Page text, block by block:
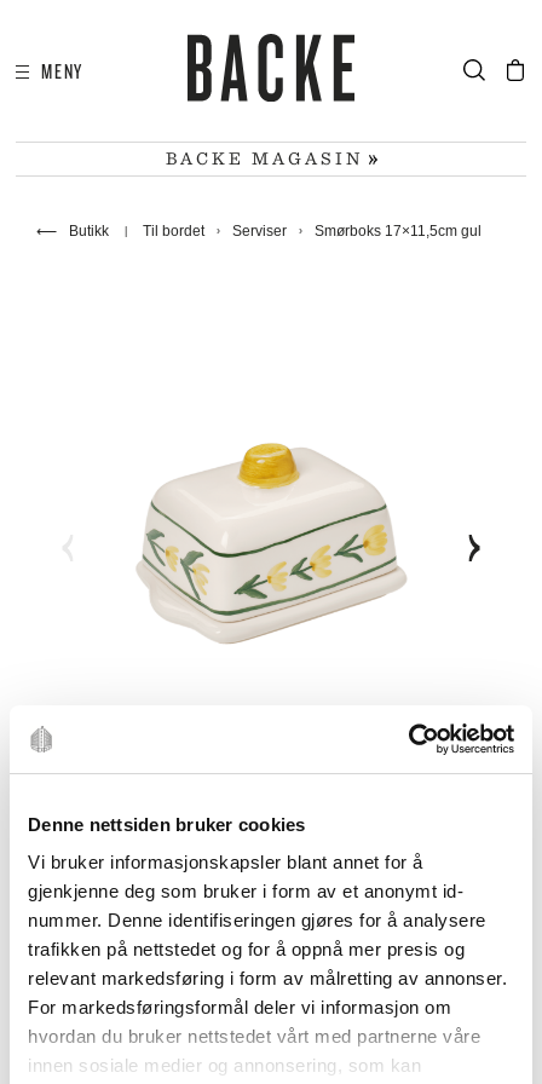
Denne nettsiden bruker cookies
Vi bruker informasjonskapsler blant annet for å
gjenkjenne deg som bruker i form av et anonymt id-
nummer. Denne identifiseringen gjøres for å analysere
trafikken på nettstedet og for å oppnå mer presis og
relevant markedsføring i form av målretting av annonser.
For markedsføringsformål deler vi informasjon om
hvordan du bruker nettstedet vårt med partnerne våre
innen sosiale medier og annonsering, som kan
MENY
BACKE MAGASIN
⟵ Butikk Til bordet Serviser Smørboks 17×11,5cm gul